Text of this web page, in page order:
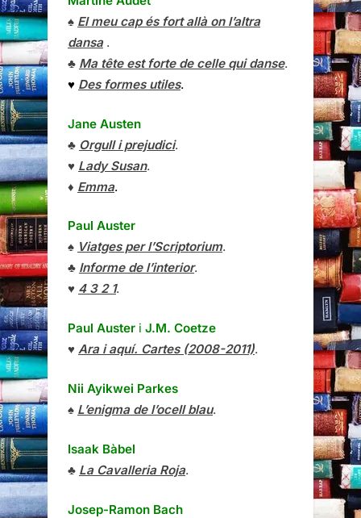
♠ El meu cap és fort allà on l’altra
dansa.
♣ Ma tête est forte de celle qui danse.
♥ Des formes utiles.
Jane Austen
♣ Orgull i prejudici.
♥ Lady Susan.
♦ Emma.
Paul Auster
♠ Viatges per l’Scriptorium.
♣ Informe de l’interior.
♥ 4 3 2 1.
Paul Auster i J.M. Coetze
♥ Ara i aquí. Cartes (2008-2011).
Nii Ayikwei Parkes
♠ L’enigma de l’ocell blau.
Isaak Bàbel
♣ La Cavalleria Roja.
Josep-Ramon Bach